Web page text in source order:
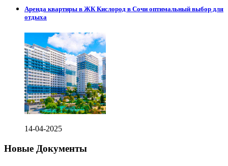
Аренда квартиры в ЖК Кислород в Сочи оптимальный выбор для
отдыха
14-04-2025
Новые Документы